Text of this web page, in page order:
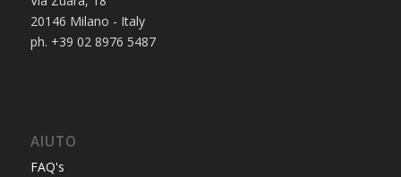
20146 Milano - Italy
ph. +39 02 8976 5487
AIUTO
FAQ's